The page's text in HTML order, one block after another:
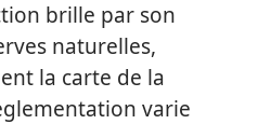
brille par son
naturelles,
la carte de la
varie